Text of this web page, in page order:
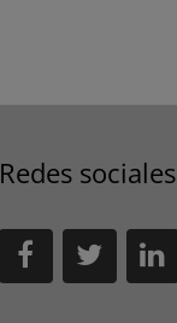
Redes sociales